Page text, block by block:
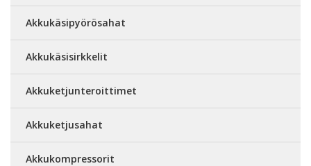
Akkukäsipyörösahat
Akkukäsisirkkelit
Akkuketjunteroittimet
Akkuketjusahat
Akkukompressorit